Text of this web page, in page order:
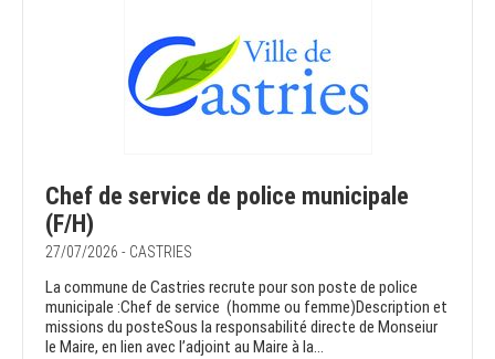
Chef de service de police municipale
(F/H)
27/07/2026 - CASTRIES
La commune de Castries recrute pour son poste de police
municipale :Chef de service (homme ou femme)Description et
missions du posteSous la responsabilité directe de Monseiur
le Maire, en lien avec l’adjoint au Maire à la...